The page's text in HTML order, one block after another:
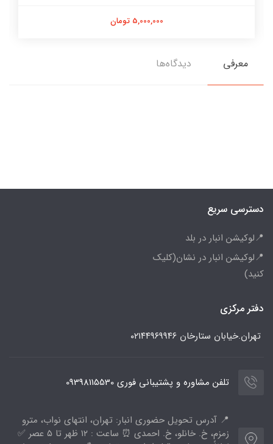
5,000,000 تومان
معرفی دیدگاه‌ها
دسترسی سریع
📍لوکیشن انبار در بلد
📍لوکیشن انبار در نشان(کلیک
کنید)
دفتر مرکزی
تهران.خیابان ستارخان ۰۲۱۴۴۹۶۹۹۴۶
تلفن مشاوره و پشتیبانی فوری 09398115530
📍 آدرس تحویل حضوری انبار: تهران، انتهای نواب، مترو
زمزم، خ. خانلو، خ. احمدی ⏰ ساعت : ۱۲ ظهر تا ۵ عصر ✅